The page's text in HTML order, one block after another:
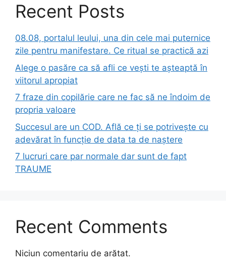
Recent Posts
08.08, portalul leului, una din cele mai puternice
zile pentru manifestare. Ce ritual se practică azi
Alege o pasăre ca să afli ce vești te așteaptă în
viitorul apropiat
7 fraze din copilărie care ne fac să ne îndoim de
propria valoare
Succesul are un COD. Află ce ți se potrivește cu
adevărat în funcție de data ta de naștere
7 lucruri care par normale dar sunt de fapt
TRAUME
Recent Comments
Niciun comentariu de arătat.